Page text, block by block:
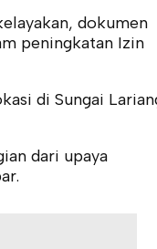
dokumen
peningkatan Izin
di Sungai
dari upaya